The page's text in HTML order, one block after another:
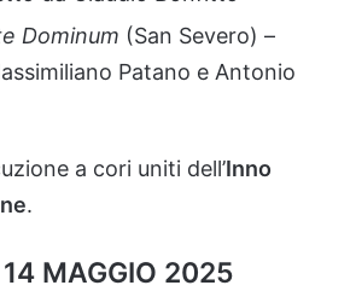
Dominum (San Severo) –
Patano e Antonio
a cori uniti dell’Inno
.
14 MAGGIO 2025